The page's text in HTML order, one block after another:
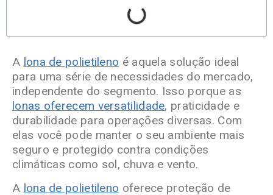
A lona de polietileno é aquela solução ideal
para uma série de necessidades do mercado,
independente do segmento. Isso porque as
lonas oferecem versatilidade, praticidade e
durabilidade para operações diversas. Com
elas você pode manter o seu ambiente mais
seguro e protegido contra condições
climáticas como sol, chuva e vento.
A lona de polietileno oferece proteção de